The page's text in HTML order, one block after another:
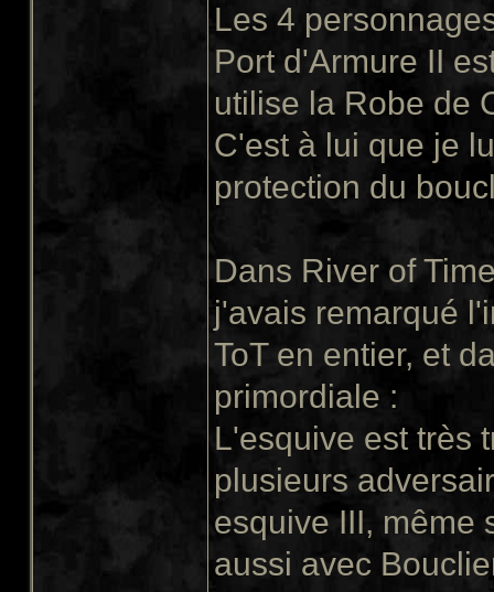
Les 4
Port d'Armure II
utilise la Robe de
C'est à lui que je
protection du
Dans River of
j'avais remarqué
ToT en entier, et
primordiale :
L'esquive est très
plusieurs
esquive III, même
aussi avec